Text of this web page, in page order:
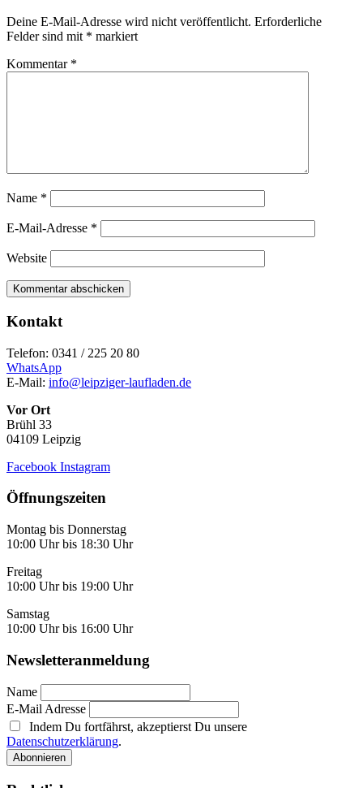
Deine E-Mail-Adresse wird nicht veröffentlicht. Erforderliche
Felder sind mit * markiert
Kommentar *
Name *
E-Mail-Adresse *
Website
Kontakt
Telefon: 0341 / 225 20 80
WhatsApp
E-Mail: info@leipziger-laufladen.de
Vor Ort
Brühl 33
04109 Leipzig
Facebook Instagram
Öffnungszeiten
Montag bis Donnerstag
10:00 Uhr bis 18:30 Uhr
Freitag
10:00 Uhr bis 19:00 Uhr
Samstag
10:00 Uhr bis 16:00 Uhr
Newsletteranmeldung
Name
E-Mail Adresse
Indem Du fortfährst, akzeptierst Du unsere
Datenschutzerklärung.